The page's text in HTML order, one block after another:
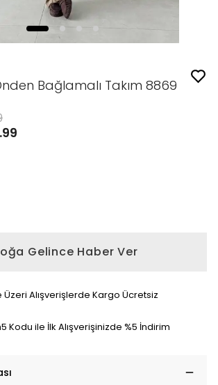
Bağlamalı Takım 8869
Gelince Haber Ver
Üzeri Alışverişlerde Kargo Ücretsiz
Kodu ile İlk Alışverişinizde %5 İndirim